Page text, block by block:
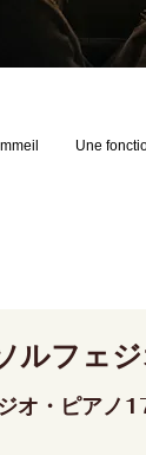
Une
ルフェ
オ・ピアノ